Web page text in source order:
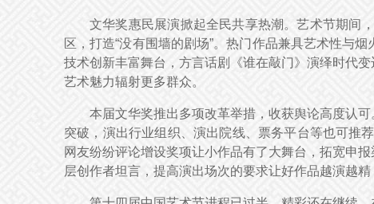
文华奖惠民展演掀起全民共享热潮。艺术节期间
区，打造“没有围墙的剧场”。热门作品兼具艺术性与
技术创新丰富舞台，方言话剧《谁在敲门》演绎时代
艺术魅力辐射更多群众。
本届文华奖推出多项改革举措，收获舆论高度认
突破，演出行业组织、演出院线、票务平台等也可推
网友纷纷评论增设奖项让小作品有了大舞台，拓宽申
层创作者坦言，提高演出场次的要求让好作品越演越